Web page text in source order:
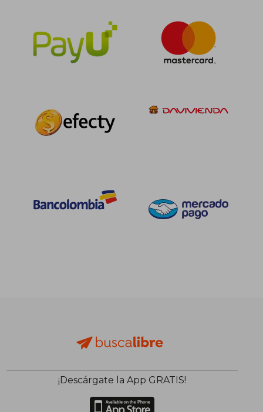
dcto.
$ 90.351
$ 49.693 dcto.
¡Descárgate la App GRATIS!